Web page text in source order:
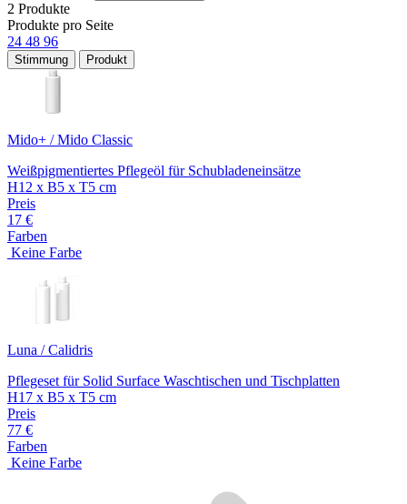
2 Produkte
Produkte pro Seite
24 48 96
Stimmung Produkt
Mido+ / Mido Classic
Weißpigmentiertes Pflegeöl für Schubladeneinsätze
H12 x B5 x T5 cm
Preis
17 €
Farben
Keine Farbe
Luna / Calidris
Pflegeset für Solid Surface Waschtischen und Tischplatten
H17 x B5 x T5 cm
Preis
77 €
Farben
Keine Farbe